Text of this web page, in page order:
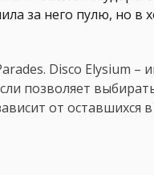
за него пулю, но в
Disco Elysium –
позволяет
от оставшихся